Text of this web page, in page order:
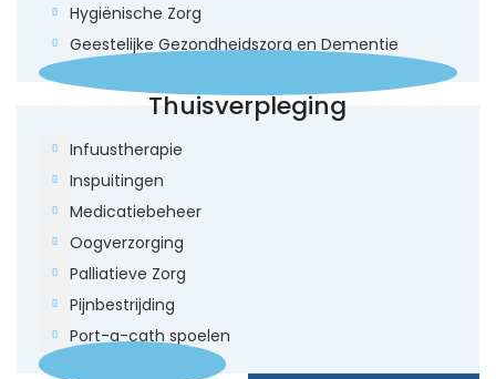
Hygiënische Zorg
Geestelijke Gezondheidszorg en Dementie
Thuisverpleging
Infuustherapie
Inspuitingen
Medicatiebeheer
Oogverzorging
Palliatieve Zorg
Pijnbestrijding
Port-a-cath spoelen